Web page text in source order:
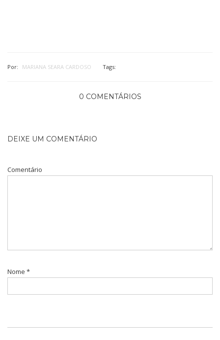
Por: MARIANA SEARA CARDOSO Tags:
0 COMENTÁRIOS
DEIXE UM COMENTÁRIO
Comentário
Nome *